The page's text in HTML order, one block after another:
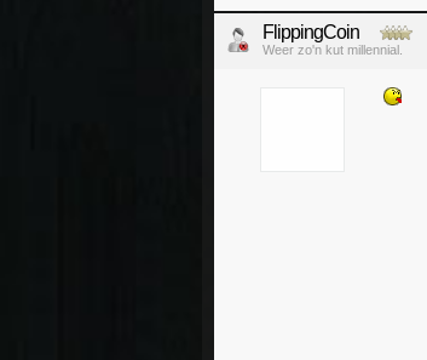
FlippingCoin
Weer zo'n kut millennial.